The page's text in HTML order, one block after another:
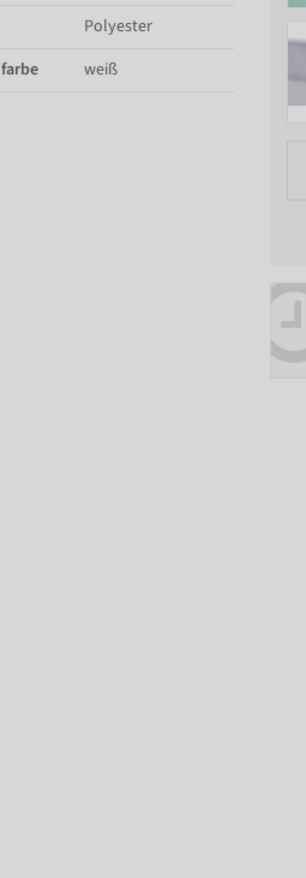
Polyester
weiß